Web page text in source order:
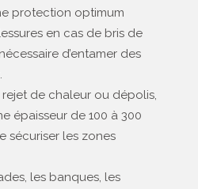
protection optimum
en cas de bris de
d’entamer des
de chaleur ou dépolis,
épaisseur de 100 à 300
sécuriser les zones
les banques, les